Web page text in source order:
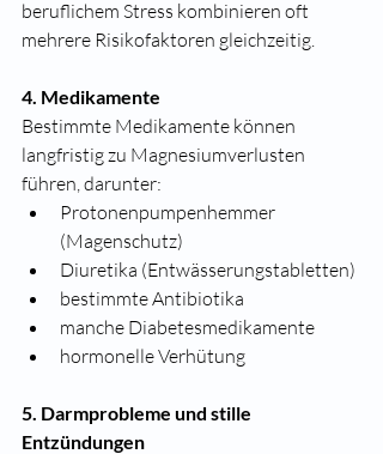
beruflichem Stress kombinieren oft
mehrere Risikofaktoren gleichzeitig.
4. Medikamente
Bestimmte Medikamente können
langfristig zu Magnesiumverlusten
führen, darunter:
Protonenpumpenhemmer
(Magenschutz)
Diuretika (Entwässerungstabletten)
bestimmte Antibiotika
manche Diabetesmedikamente
hormonelle Verhütung
5. Darmprobleme und stille
Entzündungen